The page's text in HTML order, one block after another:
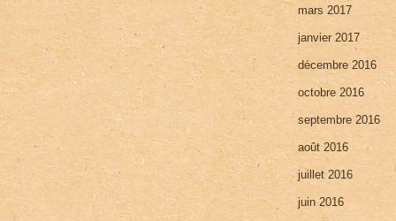
mars 2017
janvier 2017
décembre 2016
octobre 2016
septembre 2016
août 2016
juillet 2016
juin 2016